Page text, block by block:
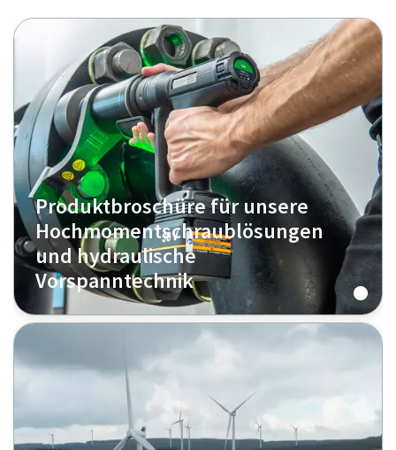
Produktbroschüre für unsere
Hoch­moment­schraub­lösungen
und hydraulische
Vorspanntechnik